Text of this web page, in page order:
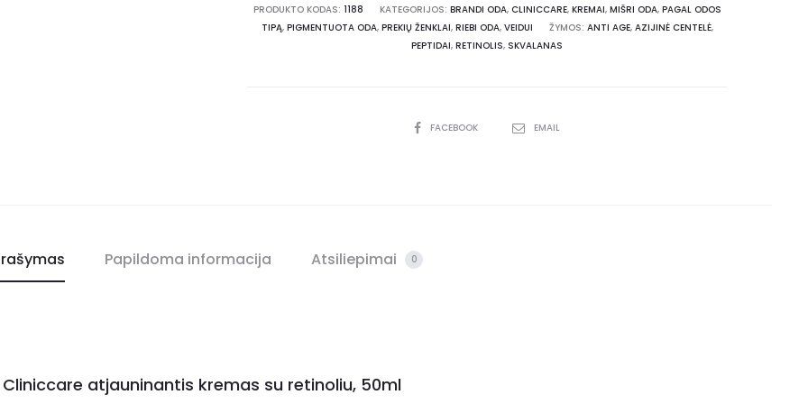
PRODUKTO KODAS: 1188 KATEGORIJOS: BRANDI ODA, CLINICCARE, KREMAI, MIŠRI ODA, PAGAL ODOS
TIPĄ, PIGMENTUOTA ODA, PREKIŲ ŽENKLAI, RIEBI ODA, VEIDUI ŽYMOS: ANTI AGE, AZIJINĖ CENTELĖ,
PEPTIDAI, RETINOLIS, SKVALANAS
FACEBOOK EMAIL
Papildoma informacija Atsiliepimai 0
Cliniccare atjauninantis kremas su retinoliu, 50ml